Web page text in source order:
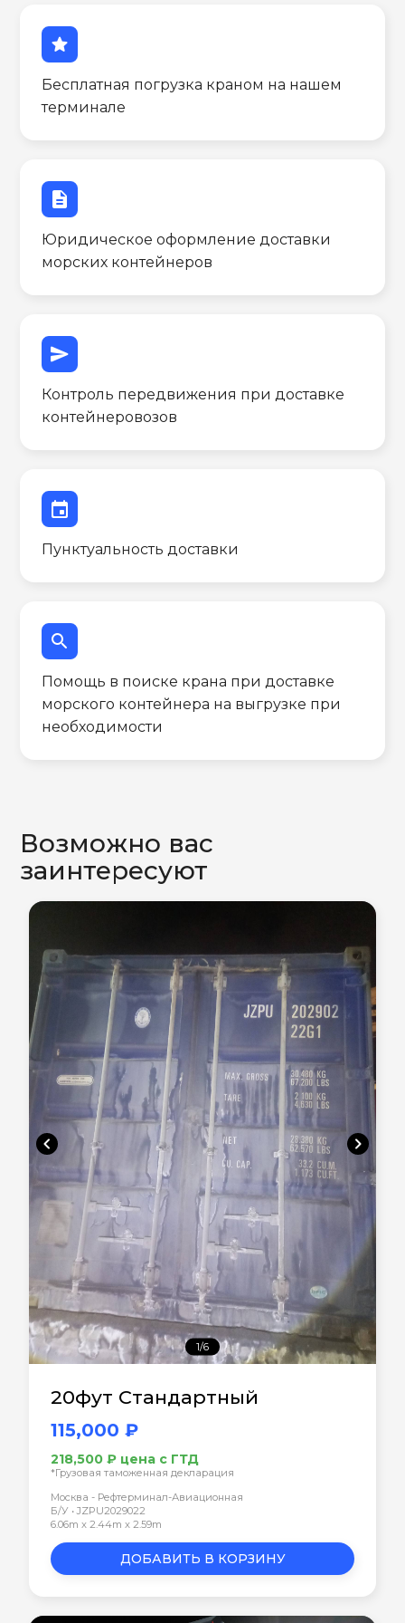
star
Бесплатная погрузка краном на нашем
терминале
description
Юридическое оформление доставки
морских контейнеров
send
Контроль передвижения при доставке
контейнеровозов
event
Пунктуальность доставки
search
Помощь в поиске крана при доставке
морского контейнера на выгрузке при
необходимости
Возможно вас
заинтересуют
chevron_left chevron_right
1/6
20фут Стандартный
115,000 ₽
218,500 ₽ цена с ГТД
*Грузовая таможенная декларация
Москва - Рефтерминал-Авиационная
Б/У • JZPU2029022
6.06m x 2.44m x 2.59m
ДОБАВИТЬ В КОРЗИНУ